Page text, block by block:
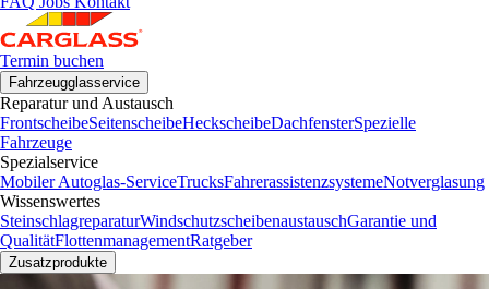
Termin buchen
Fahrzeugglasservice
Reparatur und Austausch
FrontscheibeSeitenscheibeHeckscheibeDachfensterSpezielle
Fahrzeuge
Spezialservice
Mobiler Autoglas-ServiceTrucksFahrerassistenzsystemeNotverglasung
Wissenswertes
SteinschlagreparaturWindschutzscheibenaustauschGarantie und
QualitätFlottenmanagementRatgeber
Zusatzprodukte